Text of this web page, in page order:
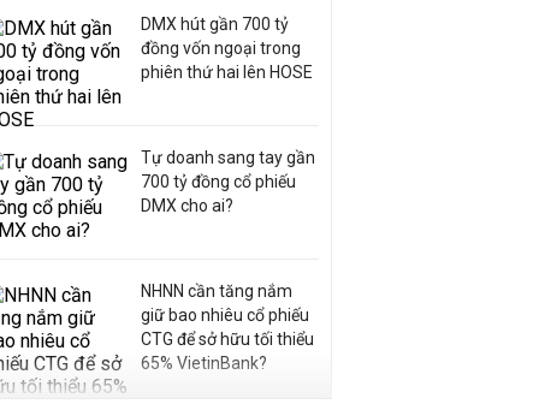
DMX hút gần 700 tỷ
đồng vốn ngoại trong
phiên thứ hai lên HOSE
Tự doanh sang tay gần
700 tỷ đồng cổ phiếu
DMX cho ai?
NHNN cần tăng nắm
giữ bao nhiêu cổ phiếu
CTG để sở hữu tối thiểu
65% VietinBank?